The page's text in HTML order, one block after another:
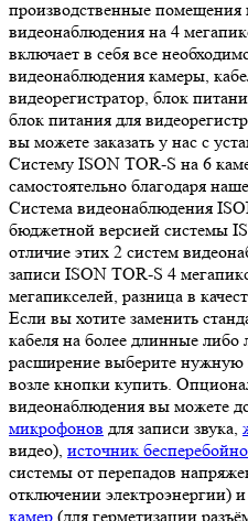
производственные помещения
видеонаблюдения на 4
включает в себя все
видеонаблюдения камеры,
видеорегистратор, блок
блок питания для
вы можете заказать у нас с
Систему ISON TOR-S на 6
самостоятельно благодаря
Система видеонаблюдения
бюджетной версией системы
отличие этих 2 систем
записи ISON TOR-S 4
мегапикселей, разница в
Если вы хотите заменить
кабеля на более длинные либо
расширение выберите нужную
возле кнопки купить.
видеонаблюдения вы можете
микрофонов для записи звука,
видео), источник
системы от перепадов
отключении электроэнергии) и
камер (для герметизации